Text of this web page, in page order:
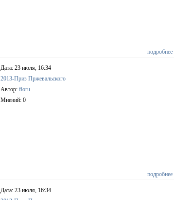
подробнее
Дата: 23 июля, 16:34
2013-Приз Пржевальского
Автор: fioru
Мнений: 0
подробнее
Дата: 23 июля, 16:34